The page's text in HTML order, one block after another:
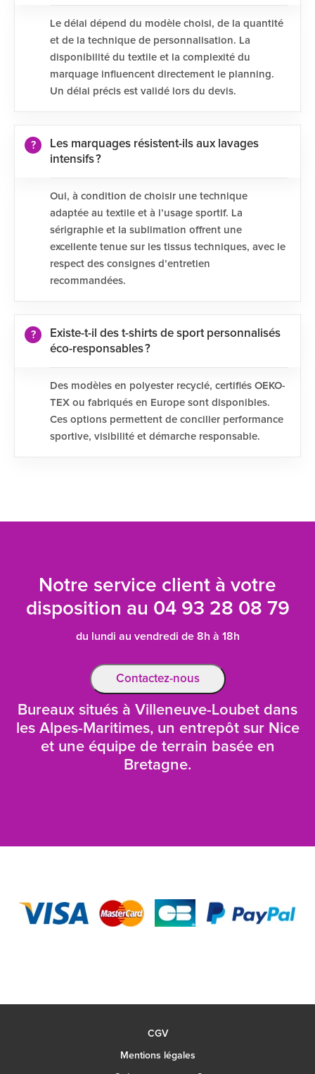
Le délai dépend du modèle choisi, de la quantité
et de la technique de personnalisation. La
disponibilité du textile et la complexité du
marquage influencent directement le planning.
Un délai précis est validé lors du devis.
Les marquages résistent-ils aux lavages
intensifs ?
Oui, à condition de choisir une technique
adaptée au textile et à l’usage sportif. La
sérigraphie et la sublimation offrent une
excellente tenue sur les tissus techniques, avec le
respect des consignes d’entretien
recommandées.
Existe-t-il des t-shirts de sport personnalisés
éco-responsables ?
Des modèles en polyester recyclé, certifiés OEKO-
TEX ou fabriqués en Europe sont disponibles.
Ces options permettent de concilier performance
sportive, visibilité et démarche responsable.
Notre service client à votre
disposition au 04 93 28 08 79
du lundi au vendredi de 8h à 18h
Contactez-nous
Bureaux situés à Villeneuve-Loubet dans
les Alpes-Maritimes, un entrepôt sur Nice
et une équipe de terrain basée en
Bretagne.
CGV
Mentions légales